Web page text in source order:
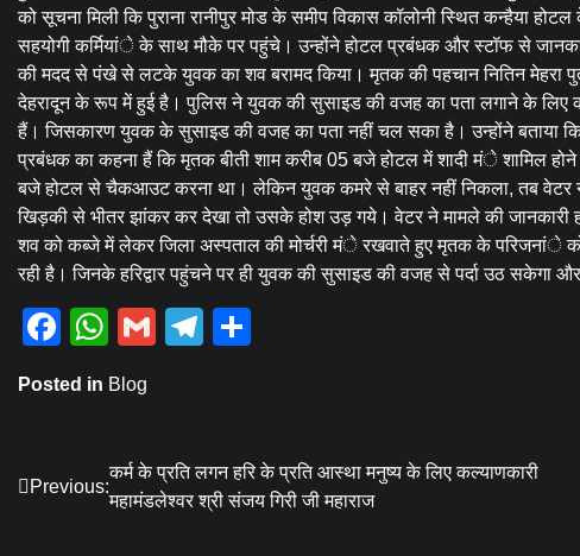
को सूचना मिली कि पुराना रानीपुर मोड के समीप विकास कॉलोनी स्थित कन्हैया
सहयोगी कर्मियांे के साथ मौके पर पहुंचे। उन्होंने होटल प्रबंधक और स्टॉफ से
की मदद से पंखे से लटके युवक का शव बरामद किया। मृतक की पहचान नितिन मेहरा
देहरादून के रूप में हुई है। पुलिस ने युवक की सुसाइड की वजह का पता लगाने के
हैं। जिसकारण युवक के सुसाइड की वजह का पता नहीं चल सका है। उन्होंने बताया
प्रबंधक का कहना हैं कि मृतक बीती शाम करीब 05 बजे होटल में शादी मंे शामिल
बजे होटल से चैकआउट करना था। लेकिन युवक कमरे से बाहर नहीं निकला, तब वेटर
खिड़की से भीतर झांकर कर देखा तो उसके होश उड़ गये। वेटर ने मामले की
शव को कब्जे में लेकर जिला अस्पताल की मोर्चरी मंे रखवाते हुए मृतक के परिजनांे
रही है। जिनके हरिद्वार पहुंचने पर ही युवक की सुसाइड की वजह से पर्दा उठ सकेगा
Facebook
WhatsApp
GmailTelegram
Posted in Blog
Post
Previous:
कर्म के प्रति लगन हरि के प्रति आस्था मनुष्य के लिए कल्याणकारी
महामंडलेश्वर श्री संजय गिरी जी महाराज